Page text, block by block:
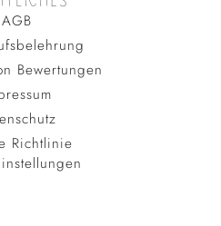
AGB
Bewertungen
Richtlinie